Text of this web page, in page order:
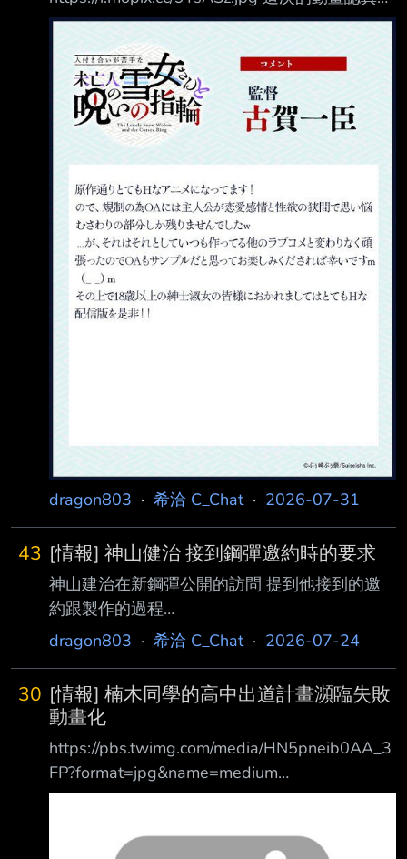
原了原作，因此也和原作一樣，是一部相當
「H」的作品！ 因此，女主角因為規矩、感情以
及個性上的束縛而煩惱、猶豫的那些部分，我們
也盡可能 沒有刪減，希望能完整保留下來。 不
過，即使如此，我們仍然像以往製作其他戀愛喜
劇作品時一樣，全力以赴去完成，希望 大家能
把 一般播出版當作這部作品的入門版本，好好
享受。 另外，也誠摯推薦各位 18 歲以上的紳士
淑女，務必欣賞一下
dragon803 · 希洽 C_Chat· 2026-07-31
43 [情報] 神山健治 接到鋼彈邀約時的要求
神山建治在新鋼彈公開的訪問 提到他接到的邀
約跟製作的過程
https://pbs.twimg.com/media/HN7qAOcaoAAd
https://youtu.be/Lmikfxhi8E0 神山: "來做一部不
是宇宙世紀也不是西曆，全新世界線的鋼彈吧~!"
當我收到這樣的提案時 替代地球聯邦跟吉翁的
設定呢? 新人類的概念該怎麼辦? 米諾夫斯基粒
子呢? 說到底 戰爭去哪了? 當我像這樣每天思
覺得不太開心的
dragon803 · 希洽 C_Chat· 2026-07-24
30 [情報] 楠木同學的高中出道計畫瀕臨失敗
動畫化
https://pbs.twimg.com/media/HN5pneib0AA_3
FP?format=jpg&name=medium
https://pbs.twimg.com/media/HN4ifWrbMAAsj
https://pbs.twimg.com/media/HN5AcdBaoAAk